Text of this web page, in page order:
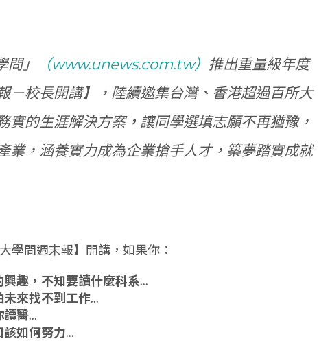
」 （www.unews.com.tw） 推出重量級年度
－校長開講】，陸續邀集台灣、香港超過百所大
實的生涯解決方案， 讓同學選填志願不再猶豫，
業，涵養實力成為企業搶手人才，築夢踏實成就
學問週末報】開講，如果你：
趣，不知要讀什麼科系…
來找不到工作…
讀醫…
該如何努力…